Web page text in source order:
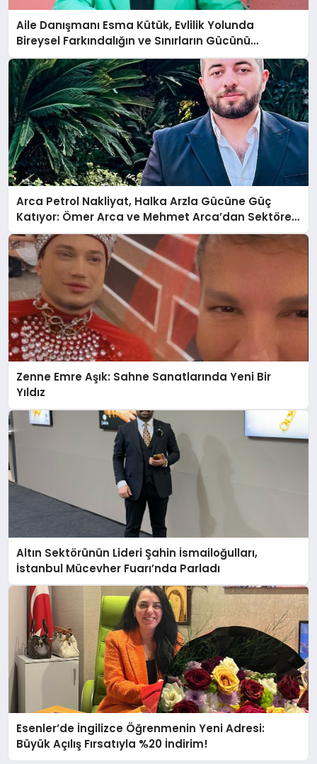
Aile Danışmanı Esma Kütük, Evlilik Yolunda
Bireysel Farkındalığın ve Sınırların Gücünü
Anlatıyor
Arca Petrol Nakliyat, Halka Arzla Gücüne Güç
Katıyor: Ömer Arca ve Mehmet Arca’dan Sektöre
Güçlü Yatırım
Zenne Emre Aşık: Sahne Sanatlarında Yeni Bir
Yıldız
Altın Sektörünün Lideri Şahin İsmailoğulları,
İstanbul Mücevher Fuarı’nda Parladı ￼
Esenler’de İngilizce Öğrenmenin Yeni Adresi:
Büyük Açılış Fırsatıyla %20 İndirim!